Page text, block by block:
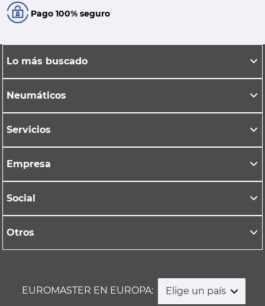
Pago 100% seguro
Lo más buscado
Neumáticos
Servicios
Empresa
Social
Otros
EUROMASTER EN EUROPA: Elige un país